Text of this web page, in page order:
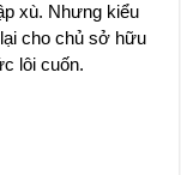
xù. Nhưng kiểu
cho chủ sở hữu
lôi cuốn.